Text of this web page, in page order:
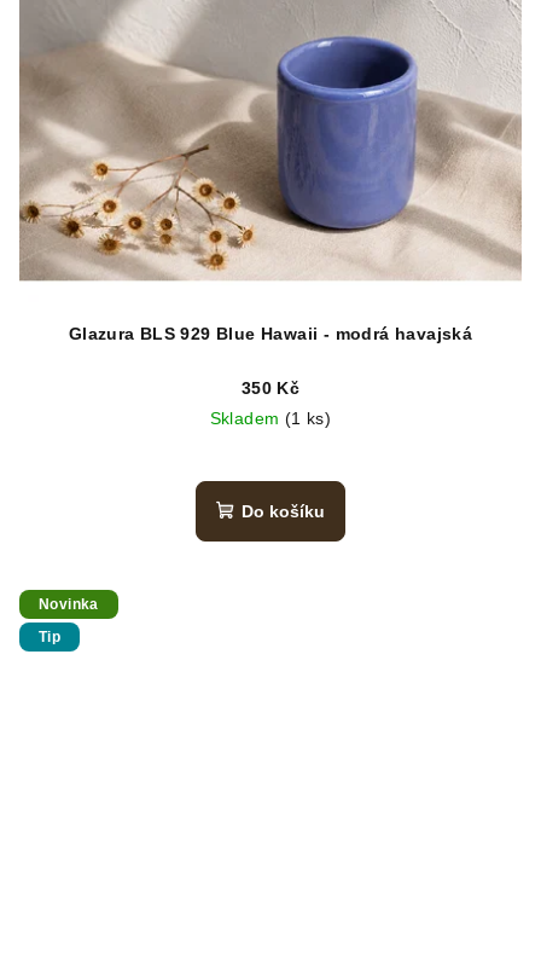
Glazura BLS 929 Blue Hawaii - modrá havajská
350 Kč
Skladem (1 ks)
Do košíku
Novinka
Tip